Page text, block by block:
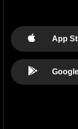
App